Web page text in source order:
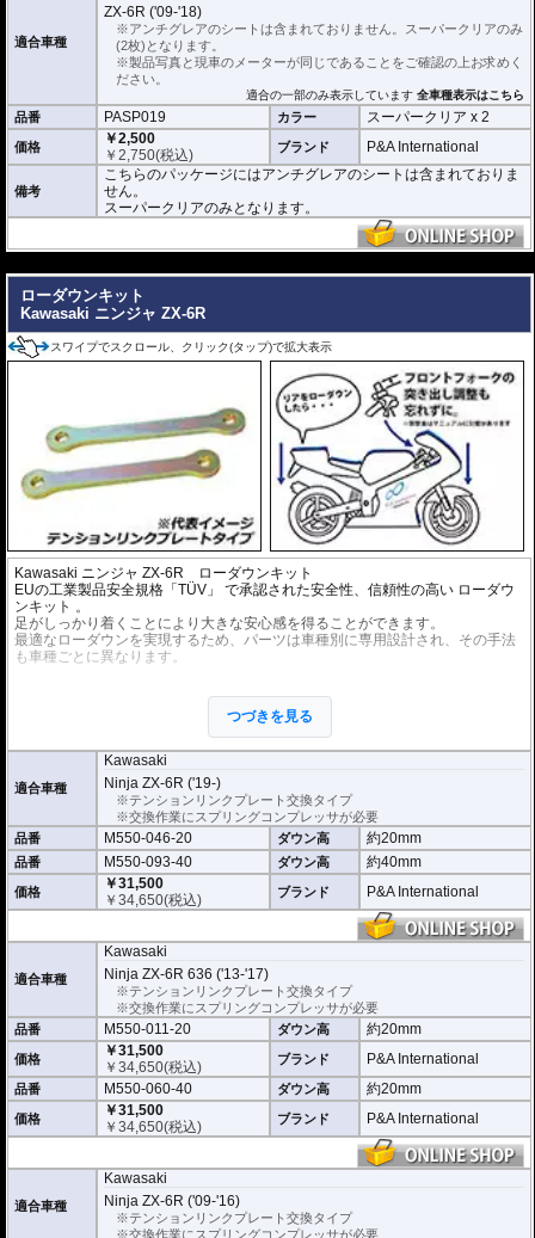
適合車種
ZX-6R ('09-'18)
※アンチグレアのシートは含まれておりません。スーパークリアのみ
(2枚)となります。
※製品写真と現車のメーターが同じであることをご確認の上お求めく
ださい。
適合の一部のみ表示しています全車種表示はこちら
品番 PASP019 カラー スーパークリア x 2
価格
￥2,500
￥2,750(税込) ブランド P&A International
備考
こちらのパッケージにはアンチグレアのシートは含まれておりま
せん。
スーパークリアのみとなります。
ローダウンキット
Kawasaki ニンジャ ZX-6R
スワイプでスクロール、クリック(タップ)で拡大表示
Kawasaki ニンジャ ZX-6R ローダウンキット
EUの工業製品安全規格「TÜV」 で承認された安全性、信頼性の高い ローダウ
ンキット 。
足がしっかり着くことにより大きな安心感を得ることができます。
最適なローダウンを実現するため、パーツは車種別に専用設計され、その手法
も車種ごとに異なります。
お勧めいたします。(ショートサイドスタンドはお客様にてご用意ください。)
※ダウンする高さによっては、センタースタンドが使用できない、または、取
り外さなくてはいけない場合があります。
※写真は同系ローダウンパーツの代表写真です。実際の商品とは異なる場合が
※フロントフォークの突き出し量を合わせて調整することをお勧めします。(調
整可能な車種の場合。推奨調整値はマニュアルに記載)
※安全に関する重要なパーツの為、プロショップによる取付を行ってくださ
い。個人でお取付の場合、弊社ではいかなる事象においてその責を負うことが
できません。
つづきを見る
適合車種
Kawasaki
Ninja ZX-6R ('19-)
※テンションリンクプレート交換タイプ
※交換作業にスプリングコンプレッサが必要
品番
M550-046-20 ダウン高 約20mm
品番 M550-093-40 ダウン高 約40mm
価格
￥31,500
￥34,650(税込) ブランド P&A International
適合車種
Kawasaki
Ninja ZX-6R 636 ('13-'17)
※テンションリンクプレート交換タイプ
※交換作業にスプリングコンプレッサが必要
品番
M550-011-20 ダウン高 約20mm
価格
￥31,500
￥34,650(税込) ブランド P&A International
品番 M550-060-40 ダウン高 約20mm
価格
￥31,500
￥34,650(税込) ブランド P&A International
適合車種
Kawasaki
Ninja ZX-6R ('09-'16)
※テンションリンクプレート交換タイプ
※交換作業にスプリングコンプレッサが必要